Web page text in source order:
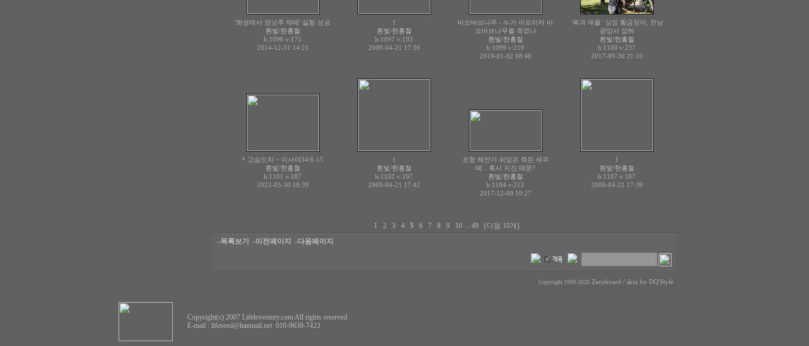
'화성에서 양상추 재배' 실험 성공
흰빛/한홍철
h:1096 v:175
2014-12-31 14:21
1
흰빛/한홍철
h:1097 v:193
2009-04-21 17:39
바오바브나무 - 누가 아프리카 바
오바브나무를 죽였나
흰빛/한홍철
h:1099 v:219
2019-01-02 08:48
‘복과 재물’ 상징 황금장어, 전남
광양서 잡혀
흰빛/한홍철
h:1100 v:237
2017-09-30 21:10
* 고슴도치 + 이사야34:8-15
흰빛/한홍철
h:1101 v:187
2022-03-30 18:39
1
흰빛/한홍철
h:1102 v:197
2009-04-21 17:42
포항 해안가 뒤덮은 죽은 새우
떼…혹시 지진 때문?
흰빛/한홍철
h:1104 v:212
2017-12-09 19:27
1
흰빛/한홍철
h:1107 v:187
2009-04-21 17:39
1 2 3 4 5 6 7 8 9 10 .. 49
[다음 10개]
-목록보기
-이전페이지 -다음페이지
Copyright 1999-2026 Zeroboard / skin by DQ'Style
Copyright(c) 2007 Lifelovestory.com All rights reserved
E-mail : lifeseed@hanmail.net 010-9639-7423